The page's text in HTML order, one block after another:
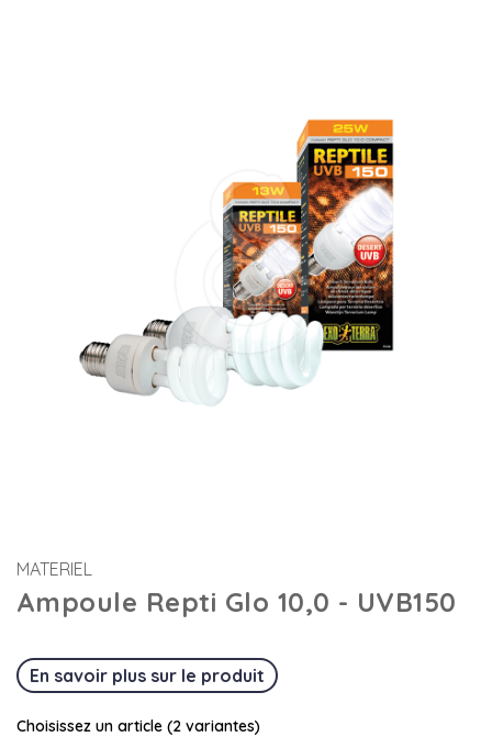
MATERIEL
Ampoule Repti Glo 10,0 - UVB150
En savoir plus sur le produit
Choisissez un article (2 variantes)